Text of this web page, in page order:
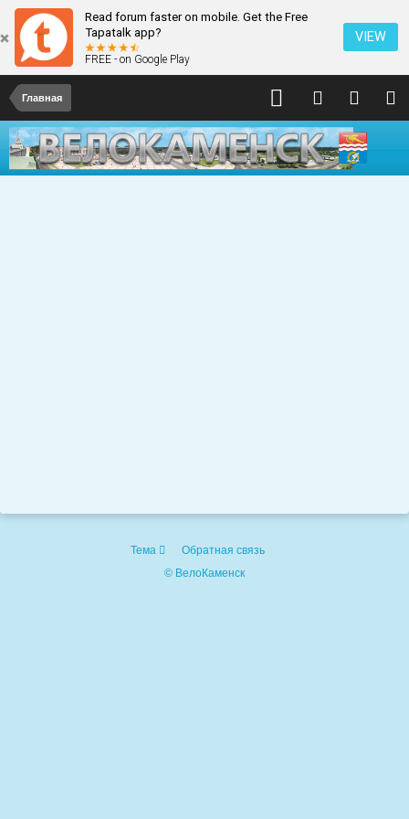
Read forum faster on mobile. Get the Free
Tapatalk app?
FREE - on Google Play
VIEW
Главная
Тема
Обратная связь
© ВелоКаменск